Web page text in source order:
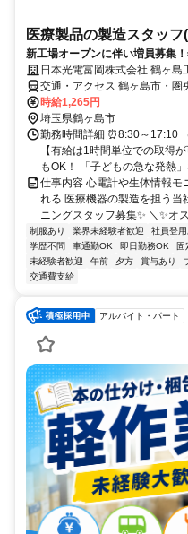
医療製品の製造スタッ
新工場オープンに伴い増員募集
日本光電富岡株式会社 鶴ヶ島
交通・アクセス 鶴ヶ島市・
OK（駐車場完備）
時給1,265円
埼玉県鶴ヶ島市
勤務時間詳細 ⏰8:30～17:10
【有給は1時間単位での取得
もOK！ 「子どもの急な発熱
仕事内容 心電計や生体情報モ
れる 医療機器の製造を担う当
ニングスタッフ募集✨ ＼✨オ
制服あり 業界未経験者歓迎 社員登用
学歴不問
車通勤OK 即日勤務OK 固
未経験者歓迎
午前 夕方 賞与あり
交通費支給
アルバイト・パート